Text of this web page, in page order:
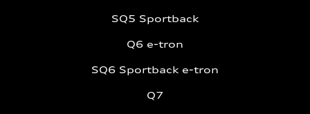
SQ5 Sportback
Q6 e-tron
SQ6 Sportback e-tron
Q7